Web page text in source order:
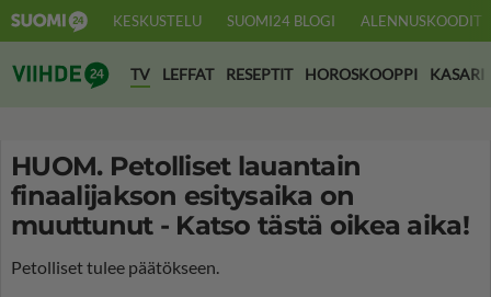
KESKUSTELU SUOMI24 BLOGI ALENNUSKOODIT
Suomi24 Viihde
TV LEFFAT RESEPTIT HOROSKOOPPI KASARI
HUOM. Petolliset lauantain
finaalijakson esitysaika on
muuttunut - Katso tästä oikea aika!
Petolliset tulee päätökseen.